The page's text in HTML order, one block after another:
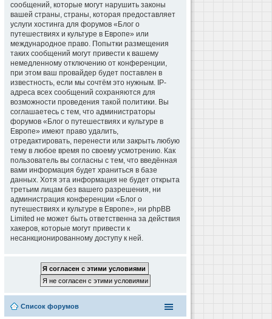
сообщений, которые могут нарушить законы
вашей страны, страны, которая предоставляет
услуги хостинга для форумов «Блог о
путешествиях и культуре в Европе» или
международное право. Попытки размещения
таких сообщений могут привести к вашему
немедленному отключению от конференции,
при этом ваш провайдер будет поставлен в
известность, если мы сочтём это нужным. IP-
адреса всех сообщений сохраняются для
возможности проведения такой политики. Вы
соглашаетесь с тем, что администраторы
форумов «Блог о путешествиях и культуре в
Европе» имеют право удалить,
отредактировать, перенести или закрыть любую
тему в любое время по своему усмотрению. Как
пользователь вы согласны с тем, что введённая
вами информация будет храниться в базе
данных. Хотя эта информация не будет открыта
третьим лицам без вашего разрешения, ни
администрация конференции «Блог о
путешествиях и культуре в Европе», ни phpBB
Limited не может быть ответственна за действия
хакеров, которые могут привести к
несанкционированному доступу к ней.
Список форумов